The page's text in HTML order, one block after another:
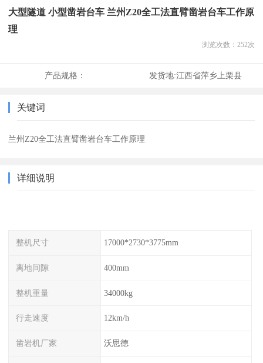
大型隧道 小型凿岩台车 兰州Z20全工法直臂凿岩台车工作原
理
浏览次数： 252次
产品规格： 发货地:江西省萍乡上栗县
关键词
兰州Z20全工法直臂凿岩台车工作原理
详细说明
整机尺寸 17000*2730*3775mm
离地间隙 400mm
整机重量 34000kg
行走速度 12km/h
凿岩机厂家 沃思德